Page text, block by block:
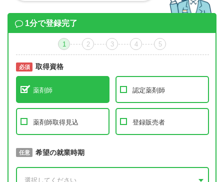
1分で登録完了
1 2 3 4 5
必須 取得資格
薬剤師 認定薬剤師
薬剤師取得見込 登録販売者
必須 取得予定年
任意 希望の就業時期